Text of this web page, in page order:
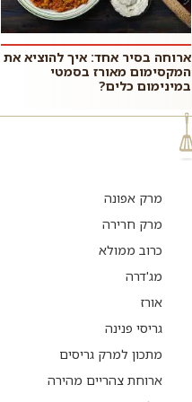
ארוחה בסיר אחד: איך להוציא את
המקסימום מאורז בסמטי
במינימום כלים?
מרק אפונה
מרק חרירה
כרוב ממולא
מג'דרה
אורז
גריסי פנינה
מתכון למרק גריסים
ארוחת צהריים מהירה